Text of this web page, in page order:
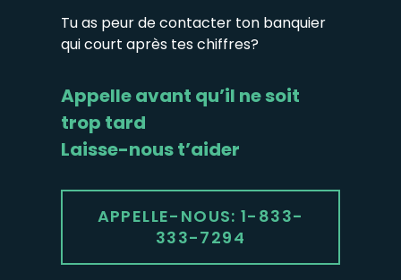
Tu as peur de contacter ton banquier
qui court après tes chiffres?
Appelle avant qu’il ne soit
trop tard
Laisse-nous t’aider
APPELLE-NOUS: 1-833-
333-7294